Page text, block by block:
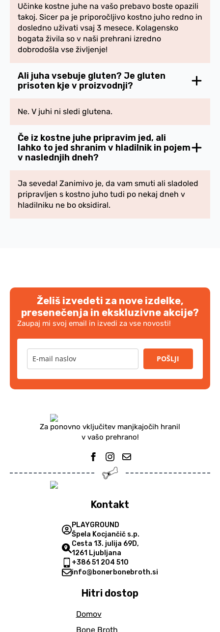
Učinke kostne juhe na vašo prebavo boste opazili
takoj. Sicer pa je priporočljivo kostno juho redno in
dosledno uživati vsaj 3 mesece. Kolagensko
bogata živila so v naši prehrani izredno
dobrodošla vse življenje!
Ali juha vsebuje gluten? Je gluten
prisoten kje v proizvodnji?
Ne. V juhi ni sledi glutena.
Če iz kostne juhe pripravim jed, ali
lahko to jed shranim v hladilnik in pojem
v naslednjih dneh?
Ja seveda! Zanimivo je, da vam smuti ali sladoled
pripravljen s kostno juho tudi po nekaj dneh v
hladilniku ne bo oksidiral.
Želiš izvedeti za nove izdelke,
presenečenja in ekskluzivne akcije?
Zaupaj mi svoj email in izvedi za vse novosti!
POŠLJI
Za ponovno vključitev manjkajočih hranil
v vašo prehrano!
Kontakt
PLAYGROUND
Špela Kocjančič s.p.
Cesta 13. julija 69D,
1261 Ljubljana
+386 51 204 510
info@bonerbonebroth.si
Hitri dostop
Domov
Bone Broth